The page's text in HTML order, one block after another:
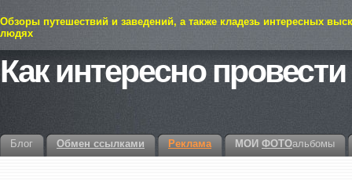
Обзоры путешествий и заведений, а также кладезь интересных
людях
Как интересно
Блог Обмен ссылками Реклама МОИ ФОТОальбомы